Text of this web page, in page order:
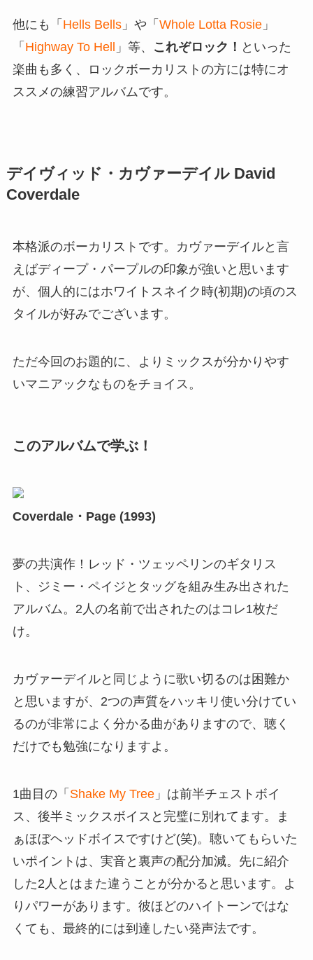
他にも「 Hells Bells」や「 Whole Lotta Rosie」
「 Highway To Hell 」等、 これぞロック！ といった
楽曲も多く、ロックボーカリストの方には特にオ
ススメの練習アルバムです。
デイヴィッド・カヴァーデイル David
Coverdale
本格派のボーカリストです。カヴァーデイルと言
えばディープ・パープルの印象が強いと思います
が、個人的にはホワイトスネイク時(初期)の頃のス
タイルが好みでございます。
ただ今回のお題的に、よりミックスが分かりやす
いマニアックなものをチョイス。
このアルバムで学ぶ！
Coverdale・Page (1993)
夢の共演作！レッド・ツェッペリンのギタリス
ト、ジミー・ペイジとタッグを組み生み出された
アルバム。2人の名前で出されたのはコレ1枚だ
け。
カヴァーデイルと同じように歌い切るのは困難か
と思いますが、2つの声質をハッキリ使い分けてい
るのが非常によく分かる曲がありますので、聴く
だけでも勉強になりますよ。
1曲目の「 Shake My Tree」は前半チェストボイ
ス、後半ミックスボイスと完璧に別れてます。ま
ぁほぼヘッドボイスですけど(笑)。聴いてもらいた
いポイントは、実音と裏声の配分加減。先に紹介
した2人とはまた違うことが分かると思います。よ
りパワーがあります。彼ほどのハイトーンではな
くても、最終的には到達したい発声法です。